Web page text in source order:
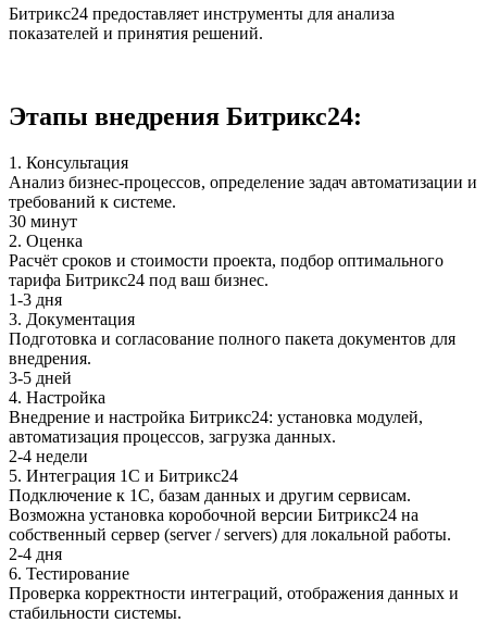
Битрикс24 предоставляет инструменты для анализа
показателей и принятия решений.
Этапы внедрения Битрикс24:
1. Консультация
Анализ бизнес-процессов, определение задач автоматизации и
требований к системе.
30 минут
2. Оценка
Расчёт сроков и стоимости проекта, подбор оптимального
тарифа Битрикс24 под ваш бизнес.
1-3 дня
3. Документация
Подготовка и согласование полного пакета документов для
внедрения.
3-5 дней
4. Настройка
Внедрение и настройка Битрикс24: установка модулей,
автоматизация процессов, загрузка данных.
2-4 недели
5. Интеграция 1С и Битрикс24
Подключение к 1С, базам данных и другим сервисам.
Возможна установка коробочной версии Битрикс24 на
собственный сервер (server / servers) для локальной работы.
2-4 дня
6. Тестирование
Проверка корректности интеграций, отображения данных и
стабильности системы.